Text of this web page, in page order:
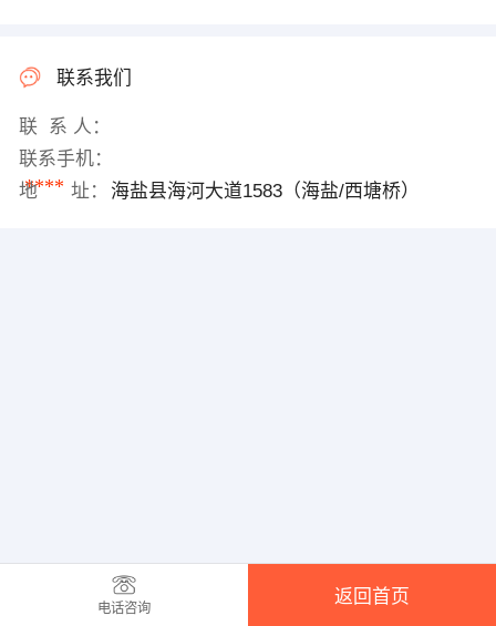
联系我们
联 系 人：
联系手机：
****
地 址： 海盐县海河大道1583（海盐/西塘桥）
电话咨询
返回首页